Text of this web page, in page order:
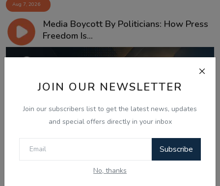
JOIN OUR NEWSLETTER
Join our subscribers list to get the latest news, updates
and special offers directly in your inbox
Subscribe
No, thanks
Aug 7, 2026
Media Boycott By Politicians: How Press
Freedom Is...